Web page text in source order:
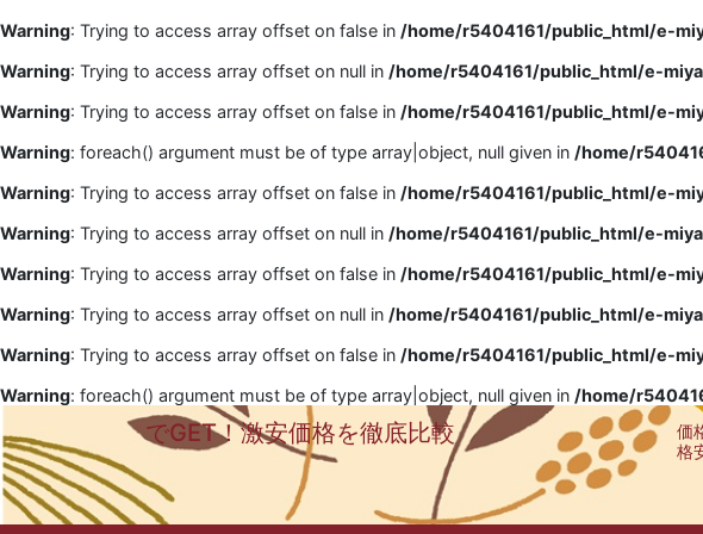
Warning: Trying to access array offset on false in /home/r5404161/public_html/e-
Warning: Trying to access array offset on null in /home/r5404161/public_html/e-
Warning: Trying to access array offset on false in /home/r5404161/public_html/e-
Warning: foreach() argument must be of type array|object, null given in /home/
Warning: Trying to access array offset on false in /home/r5404161/public_html/e-
Warning: Trying to access array offset on null in /home/r5404161/public_html/e-
Warning: Trying to access array offset on false in /home/r5404161/public_html/e-
Warning: Trying to access array offset on null in /home/r5404161/public_html/e-
Warning: Trying to access array offset on false in /home/r5404161/public_html/e-
Warning: foreach() argument must be of type array|object, null given in /home/
でGET！激安価格を徹底比較
価
格